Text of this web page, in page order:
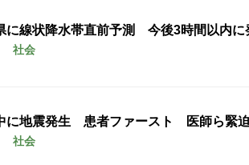
に線状降水帯直前予測 今後3時間以内に
社会
に地震発生 患者ファースト 医師ら緊
社会